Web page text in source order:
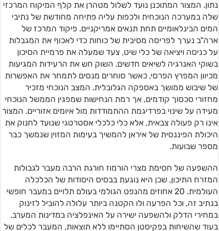
נתון. המצור המתוכנן נועד לשלול מטהרן את קלף המיקוח המרכזי
שלה במערכה הנוכחית ולכפות עליה פתיחה מחודשת של נתיבי
המים הבינלאומיים תחת תנאים אמריקניים. פיקוד המרכז של
ארה"ב נערך לפריסה מסיבית של כוחות כדי לאכוף את המגבלות
על כניסה ויציאה של כלי שיט, צעד שמעלה את פרמיית הסיכון
בשוקי האנרגיה לשיאים חדשים. השוק חש את הרעידות המגיעות
מכיוון המפרץ הפרסי, כאשר סוחרים מנסים לתמחר את האפשרות
של שיבוש ממושך באספקה הגלובלית. המצב הנוכחי מזכיר
מחזורי סכסוך קודמים, אך רמת הנחישות שמפגין הממשל הנוכחי
מעידה על שינוי בפרדיגמת ההתמודדות מול איומים אזוריים. המצור
אינו רק פעולה צבאית, אלא כלי כלכלי אסטרטגי שנועד לחנוק את
היכולת הפיננסית של איראן להמשיך בעימות המזוין שנמשך כבר
מספר שבועות.
ההשפעה של חסימת מצרי הורמוז חורגת הרבה מעבר לגבולות
המזרח התיכון, שכן היא נוגעת בבסיס היסודות של הכלכלה
העולמית. 20 אחוזים מהנפט הגולמי בעולם תלויים במעבר חופשי
בנתיב זה, וכל הפרעה ולו הקטנה ביותר עלולה להוביל לזינוק
במחירי הדלק ולהשפעה ישירה על האינפלציה במדינות המערב.
בעוד שהשיחות בפקיסטן הסתיימו ללא תוצאות, המעבר לכלים של